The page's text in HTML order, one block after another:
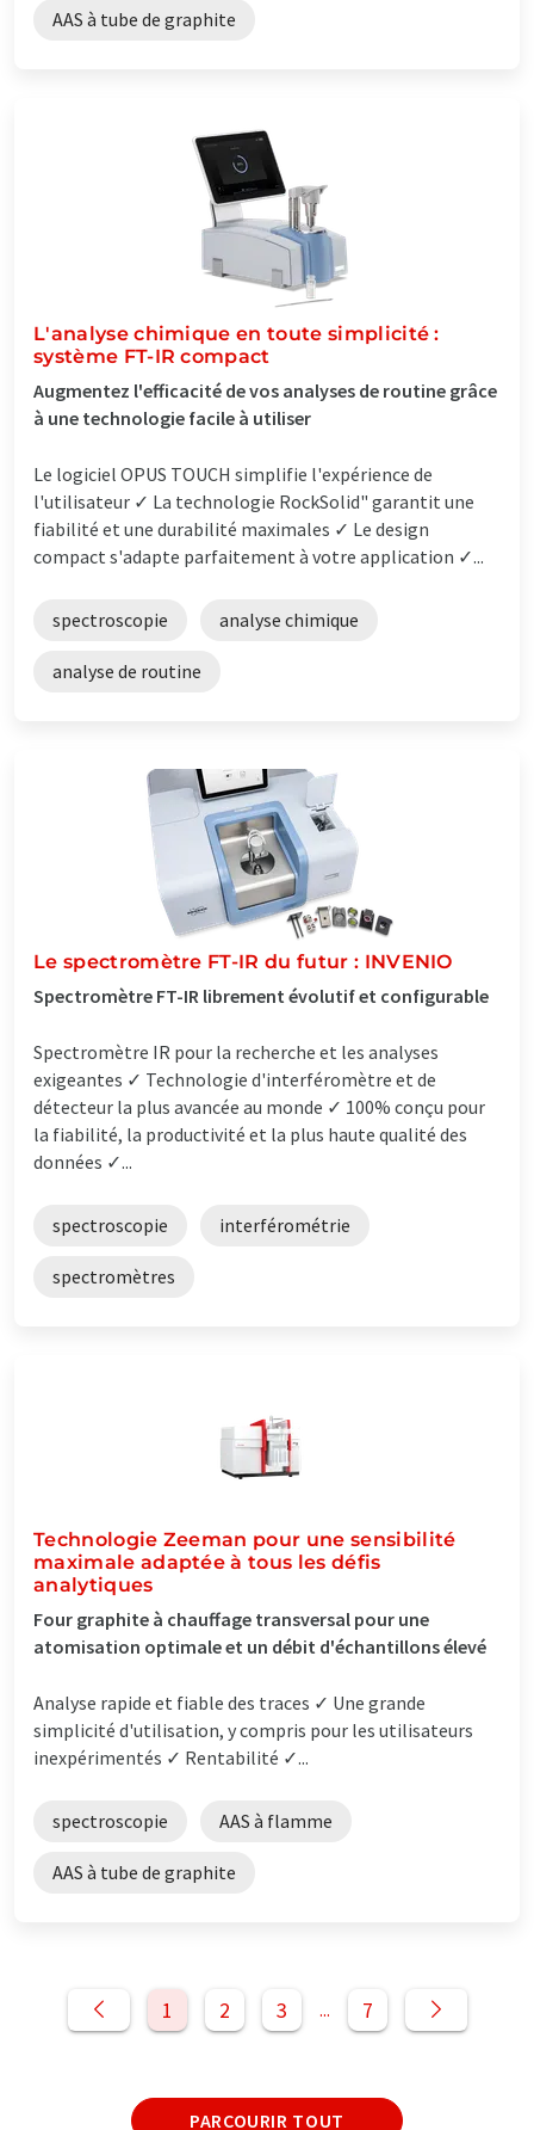
AAS à tube de graphite
L'analyse chimique en toute simplicité :
système FT-IR compact
Augmentez l'efficacité de vos analyses de routine grâce
à une technologie facile à utiliser
Le logiciel OPUS TOUCH simplifie l'expérience de
l'utilisateur ✓ La technologie RockSolid" garantit une
fiabilité et une durabilité maximales ✓ Le design
compact s'adapte parfaitement à votre application ✓...
spectroscopie analyse chimique
analyse de routine
Le spectromètre FT-IR du futur : INVENIO
Spectromètre FT-IR librement évolutif et configurable
Spectromètre IR pour la recherche et les analyses
exigeantes ✓ Technologie d'interféromètre et de
détecteur la plus avancée au monde ✓ 100% conçu pour
la fiabilité, la productivité et la plus haute qualité des
données ✓...
spectroscopie interférométrie
spectromètres
Technologie Zeeman pour une sensibilité
maximale adaptée à tous les défis
analytiques
Four graphite à chauffage transversal pour une
atomisation optimale et un débit d'échantillons élevé
Analyse rapide et fiable des traces ✓ Une grande
simplicité d'utilisation, y compris pour les utilisateurs
inexpérimentés ✓ Rentabilité ✓...
spectroscopie AAS à flamme
AAS à tube de graphite
1 2 3 ... 7
PARCOURIR TOUT